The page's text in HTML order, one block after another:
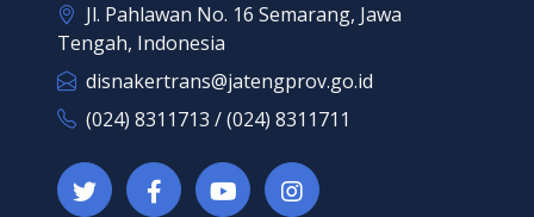
Jl. Pahlawan No. 16 Semarang, Jawa
Tengah, Indonesia
disnakertrans@jatengprov.go.id
(024) 8311713 / (024) 8311711